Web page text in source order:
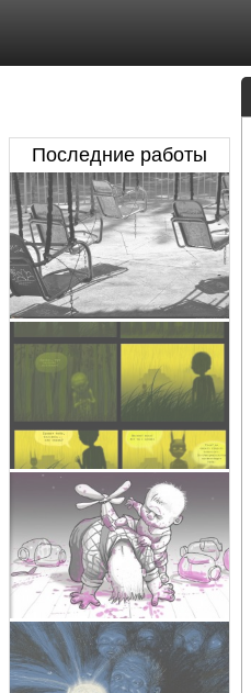
Последние работы